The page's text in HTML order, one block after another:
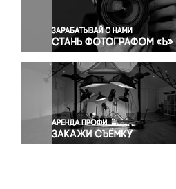
Правосудие
Происшествия и конфликты
Религия
Светская жизнь
Спорт
Экология
Экономика и бизнес